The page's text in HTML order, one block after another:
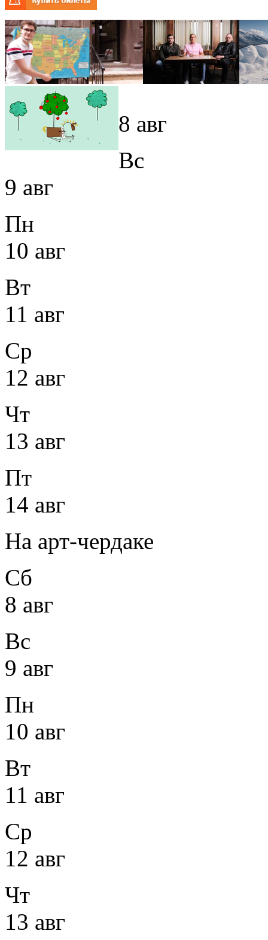
8 авг
Вс
9 авг
Пн
10 авг
Вт
11 авг
Ср
12 авг
Чт
13 авг
Пт
14 авг
На арт-чердаке
Сб
8 авг
Вс
9 авг
Пн
10 авг
Вт
11 авг
Ср
12 авг
Чт
13 авг